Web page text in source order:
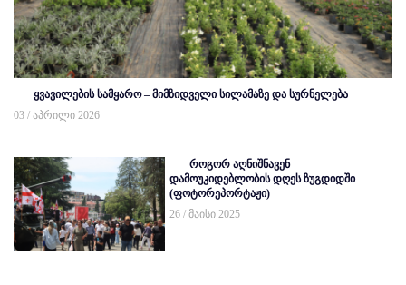
ყვავილების სამყარო – მიმზიდველი სილამაზე და სურნელება
03 / აპრილი 2026
როგორ აღნიშნავენ
დამოუკიდებლობის დღეს ზუგდიდში
(ფოტორეპორტაჟი)
26 / მაისი 2025